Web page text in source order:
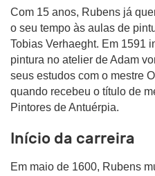
Com 15 anos, Rubens já
o seu tempo às aulas de
Tobias Verhaeght. Em 1591
pintura no atelier de Adam
seus estudos com o mestre
quando recebeu o título de
Pintores de Antuérpia.
Início da carreira
Em maio de 1600, Rubens